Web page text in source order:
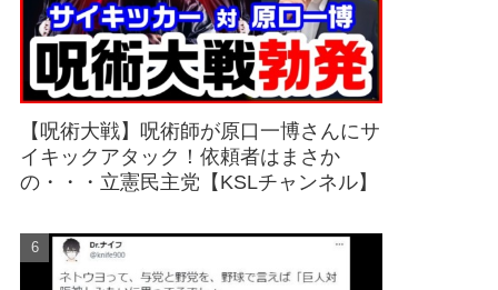
【呪術大戦】呪術師が原口一博さんにサ
イキックアタック！依頼者はまさか
の・・・立憲民主党【KSLチャンネル】